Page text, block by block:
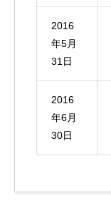
2016
年5月
31日
2016
年6月
30日